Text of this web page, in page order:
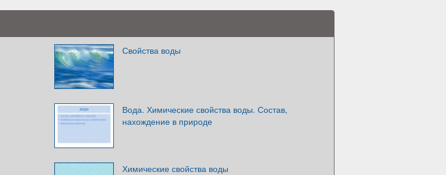
Свойства воды
Вода. Химические свойства воды. Состав,
нахождение в природе
Химические свойства воды